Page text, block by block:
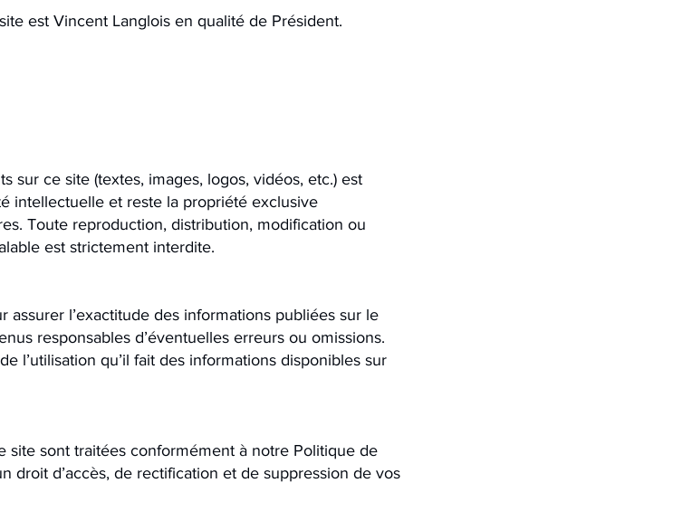
est Vincent Langlois en qualité de Président.
sur ce site (textes, images, logos, vidéos, etc.) est
intellectuelle et reste la propriété exclusive
Toute reproduction, distribution, modification ou
est strictement interdite.
l’exactitude des informations publiées sur le
responsables d’éventuelles erreurs ou omissions.
l’utilisation qu’il fait des informations disponibles sur
site sont traitées conformément à notre Politique de
droit d’accès, de rectification et de suppression de vos